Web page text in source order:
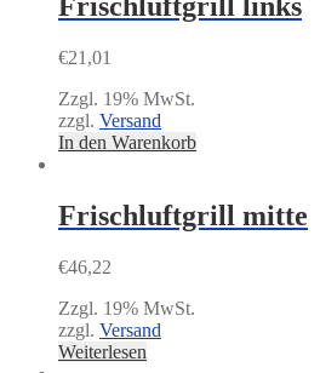
Frischluftgrill links
€21,01
Zzgl. 19% MwSt.
zzgl. Versand
In den Warenkorb
Frischluftgrill mitte
€46,22
Zzgl. 19% MwSt.
zzgl. Versand
Weiterlesen